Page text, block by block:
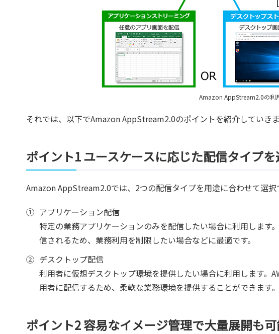
Amazon AppStream2.0の利
それでは、以下でAmazon AppStream2.0のポイントを紹介していきま
ポイント1 ユースケースに応じた配信タイプ
Amazon AppStream2.0では、2つの配信タイプを用途に合わせて選択
① アプリケーション配信
特定の業務アプリケーションのみを配信したい場合に利用しま
信されるため、業務利用を制限したい場合などに最適です。
② デスクトップ配信
利用者に仮想デスクトップ環境を提供したい場合に利用します。
用者に配信するため、柔軟な業務環境を提供することができます。
ポイント2 容易なイメージ管理で大量展開も